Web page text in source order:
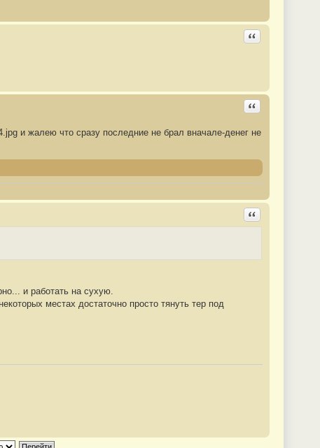
Ответить с
Ответить с
и жалею что сразу последние не брал вначале-денег не
Ответить с
и работать на сухую.
местах достаточно просто тянуть тер под